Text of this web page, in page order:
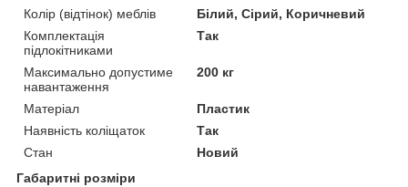
Колір (відтінок) меблів
Білий, Сірий, Коричневий
Комплектація
підлокітниками
Так
Максимально допустиме
навантаження
200 кг
Матеріал
Пластик
Наявність коліщаток
Так
Стан
Новий
Габаритні розміри